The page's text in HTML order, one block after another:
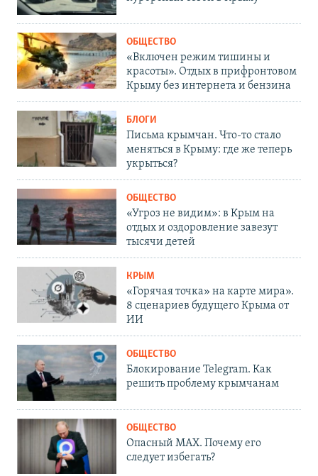
ОБЩЕСТВО
«Включен режим тишины и
красоты». Отдых в прифронтовом
Крыму без интернета и бензина
БЛОГИ
Письма крымчан. Что-то стало
меняться в Крыму: где же теперь
укрыться?
ОБЩЕСТВО
«Угроз не видим»: в Крым на
отдых и оздоровление завезут
тысячи детей
КРЫМ
«Горячая точка» на карте мира».
8 сценариев будущего Крыма от
ИИ
ОБЩЕСТВО
Блокирование Telegram. Как
решить проблему крымчанам
ОБЩЕСТВО
Опасный MAX. Почему его
следует избегать?